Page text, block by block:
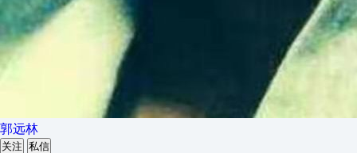
郭远林
关注 私信